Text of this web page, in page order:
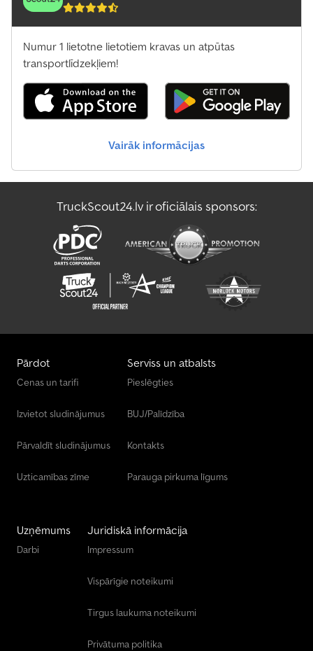
Numur 1 lietotne lietotiem kravas un atpūtas
transportlīdzekļiem!
Vairāk informācijas
TruckScout24.lv ir oficiālais sponsors:
Pārdot
Cenas un tarifi
Izvietot sludinājumus
Pārvaldīt sludinājumus
Uzticamības zīme
Serviss un atbalsts
Pieslēgties
BUJ/Palīdzība
Kontakts
Parauga pirkuma līgums
Uzņēmums
Darbi
Juridiskā informācija
Impressum
Vispārīgie noteikumi
Tirgus laukuma noteikumi
Privātuma politika